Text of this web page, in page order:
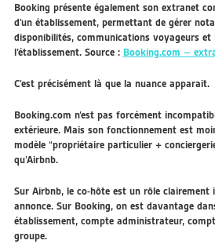
Booking présente également son extranet
d’un établissement, permettant de gérer
disponibilités, communications voyageurs
l’établissement. Source : Booking.com –
C’est précisément là que la nuance apparaît.
Booking.com n’est pas forcément
extérieure. Mais son fonctionnement est
modèle “propriétaire particulier +
qu’Airbnb.
Sur Airbnb, le co-hôte est un rôle clairement
annonce. Sur Booking, on est davantage
établissement, compte administrateur,
groupe.